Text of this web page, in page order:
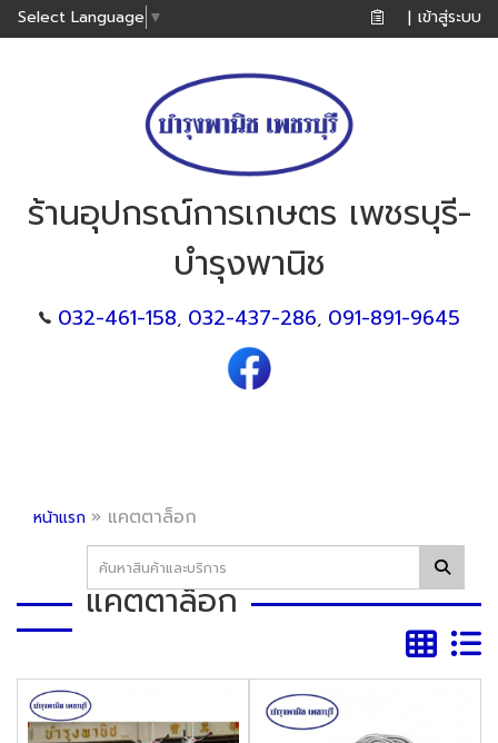
Select Language ▼ | เข้าสู่ระบบ
ร้านอุปกรณ์การเกษตร เพชรบุรี-
บำรุงพานิช
032-461-158, 032-437-286, 091-891-9645
หน้าแรก » แคตตาล็อก
แคตตาล็อก